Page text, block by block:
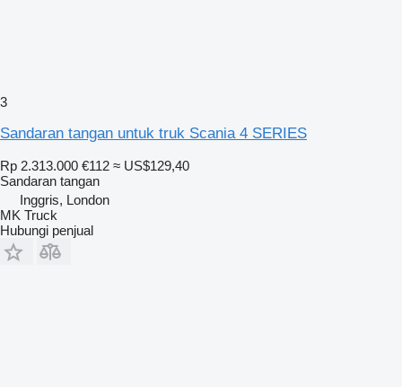
3
Sandaran tangan untuk truk Scania 4 SERIES
Rp 2.313.000 €112 ≈ US$129,40
Sandaran tangan
Inggris, London
MK Truck
Hubungi penjual